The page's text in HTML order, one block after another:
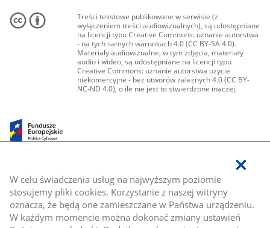
W celu świadczenia usług na najwyższym poziomie
stosujemy pliki cookies. Korzystanie z naszej witryny
oznacza, że będą one zamieszczane w Państwa urządzeniu.
W każdym momencie można dokonać zmiany ustawień
Treści tekstowe publikowane w serwisie (z
wyłączeniem treści audiowizualnych), są udostępniane
na licencji typu Creative Commons: uznanie autorstwa
- na tych samych warunkach 4.0 (CC BY-SA 4.0).
Materiały audiowizualne, w tym zdjęcia, materiały
audio i wideo, są udostępniane na licencji typu
Creative Commons: uznanie autorstwa użycie
niekomercyjne - bez utworów zależnych 4.0 (CC BY-
NC-ND 4.0), o ile nie jest to stwierdzone inaczej.